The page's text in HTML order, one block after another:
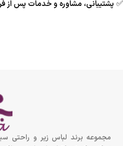
✅ پشتیبانی، مشاوره و خدمات پس از
مجموعه برند لباس زير و راحتى